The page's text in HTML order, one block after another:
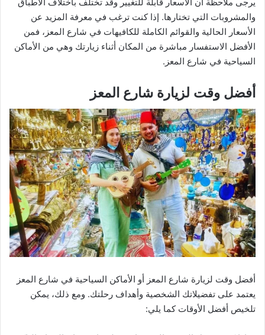
والمشروبات التي تختارها. إذا كنت ترغب في معرفة المزيد عن
الأسعار الحالية والقوائم الكاملة للكافيهات في شارع المعز، فمن
الأفضل الاستفسار مباشرة من المكان أثناء زيارتك وهي من الأماكن
السياحية في شارع المعز.
أفضل وقت لزيارة شارع المعز
أفضل وقت لزيارة شارع المعز أو الأماكن السياحية في شارع المعز
يعتمد على تفضيلاتك الشخصية وأهداف رحلتك. ومع ذلك، يمكن
تلخيص أفضل الأوقات كما يلي: